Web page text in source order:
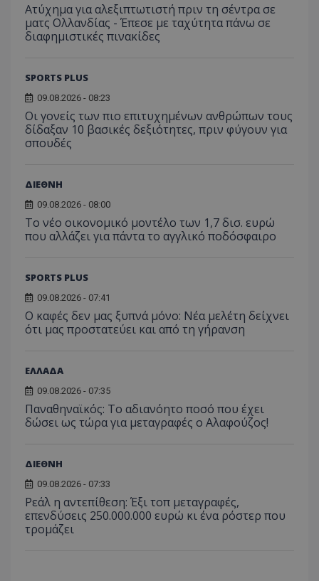
Ατύχημα για αλεξιπτωτιστή πριν τη σέντρα σε
ματς Ολλανδίας - Έπεσε με ταχύτητα πάνω σε
διαφημιστικές πινακίδες
SPORTS PLUS
09.08.2026 - 08:23
Οι γονείς των πιο επιτυχημένων ανθρώπων τους
δίδαξαν 10 βασικές δεξιότητες, πριν φύγουν για
σπουδές
ΔΙΕΘΝΗ
09.08.2026 - 08:00
Το νέο οικονομικό μοντέλο των 1,7 δισ. ευρώ
που αλλάζει για πάντα το αγγλικό ποδόσφαιρο
SPORTS PLUS
09.08.2026 - 07:41
Ο καφές δεν μας ξυπνά μόνο: Νέα μελέτη δείχνει
ότι μας προστατεύει και από τη γήρανση
ΕΛΛΑΔΑ
09.08.2026 - 07:35
Παναθηναϊκός: Το αδιανόητο ποσό που έχει
δώσει ως τώρα για μεταγραφές ο Αλαφούζος!
ΔΙΕΘΝΗ
09.08.2026 - 07:33
Ρεάλ η αντεπίθεση: Έξι τοπ μεταγραφές,
επενδύσεις 250.000.000 ευρώ κι ένα ρόστερ που
τρομάζει